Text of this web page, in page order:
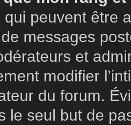
peuvent être
messages
et
modifier
du forum.
le seul but de